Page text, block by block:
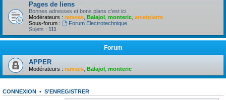
Pages de liens
Bonnes adresses et bons plans c'est ici.
Modérateurs : ramses Balajol monteric ametpierre
Sous-forum :
Forum Electrotechnique
Sujets : 111
Forum
APPER
Modérateurs : ramses Balajol monteric
CONNEXION • S’ENREGISTRER